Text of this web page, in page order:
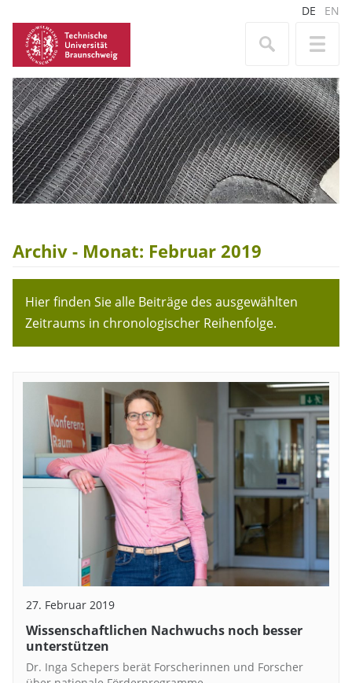
DE EN
Archiv - Monat: Februar 2019
Hier finden Sie alle Beiträge des ausgewählten
Zeitraums in chronologischer Reihenfolge.
27. Februar 2019
Wissenschaftlichen Nachwuchs noch besser
unterstützen
Dr. Inga Schepers berät Forscherinnen und Forscher